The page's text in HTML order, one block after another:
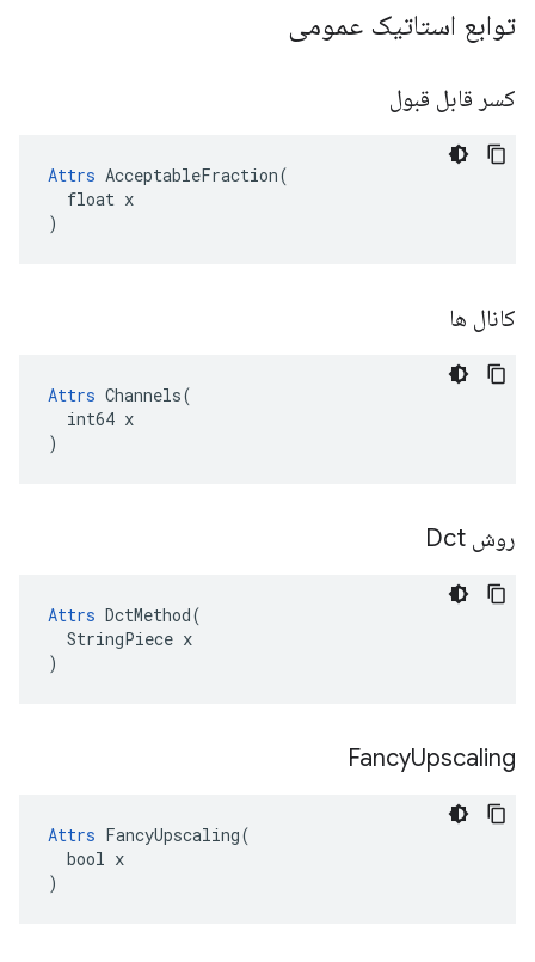
توابع استاتیک عمومی
کسر قابل قبول
Attrs AcceptableFraction(
  float x
)
کانال ها
Attrs Channels(
  int64 x
)
روش Dct
Attrs DctMethod(
  StringPiece x
)
FancyUpscaling
Attrs FancyUpscaling(
  bool x
)